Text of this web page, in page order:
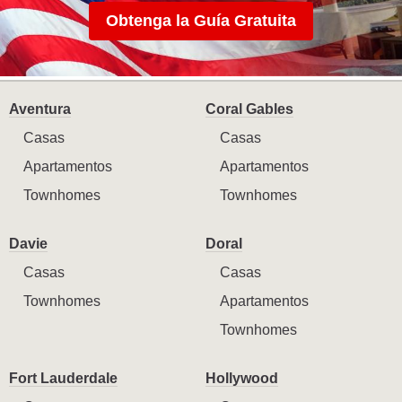
Obtenga la Guía Gratuita
Aventura
Casas
Apartamentos
Townhomes
Coral Gables
Casas
Apartamentos
Townhomes
Davie
Casas
Townhomes
Doral
Casas
Apartamentos
Townhomes
Fort Lauderdale
Hollywood